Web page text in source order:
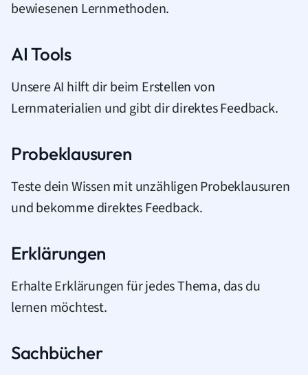
bewiesenen Lernmethoden.
AI Tools
Unsere AI hilft dir beim Erstellen von
Lernmaterialien und gibt dir direktes Feedback.
Probeklausuren
Teste dein Wissen mit unzähligen Probeklausuren
und bekomme direktes Feedback.
Erklärungen
Erhalte Erklärungen für jedes Thema, das du
lernen möchtest.
Sachbücher